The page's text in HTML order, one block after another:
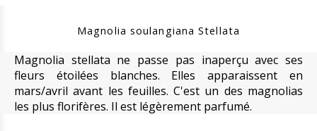
Magnolia soulangiana Stellata
Magnolia stellata ne passe pas inaperçu avec ses
fleurs étoilées blanches. Elles apparaissent en
mars/avril avant les feuilles. C'est un des magnolias
les plus florifères. Il est légèrement parfumé.